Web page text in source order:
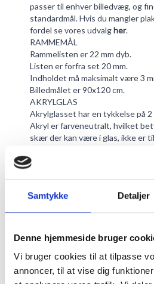
Samtykke Detaljer
Denne hjemmeside bruger
Vi bruger cookies til at tilpasse
annoncer, til at vise dig
passer til enhver billedvæg, og
standardmål. Hvis du mangler
fordel se vores udvalgher.
RAMMEMÅL
Rammelisten er 22 mm dyb.
Listen er forfra set 20 mm.
Indholdet må maksimalt være 3
Billedmålet er 90x120 cm.
AKRYLGLAS
Akrylglasset har en tykkelse på 2
Akryl er farveneutralt, hvilket
skær der kan være i glas, ikke er
Lysgennemtrængning er på 78%.
Akrylglas har en UV-blokering på
glas som ikke har UV-beskyttelse.
skulle komme fedtede fingre på
VuPlex Akrylrens
. Udover at
beskytter det også mod ridser
opmærksom på at du ikke må
renseprodukter som indeholder